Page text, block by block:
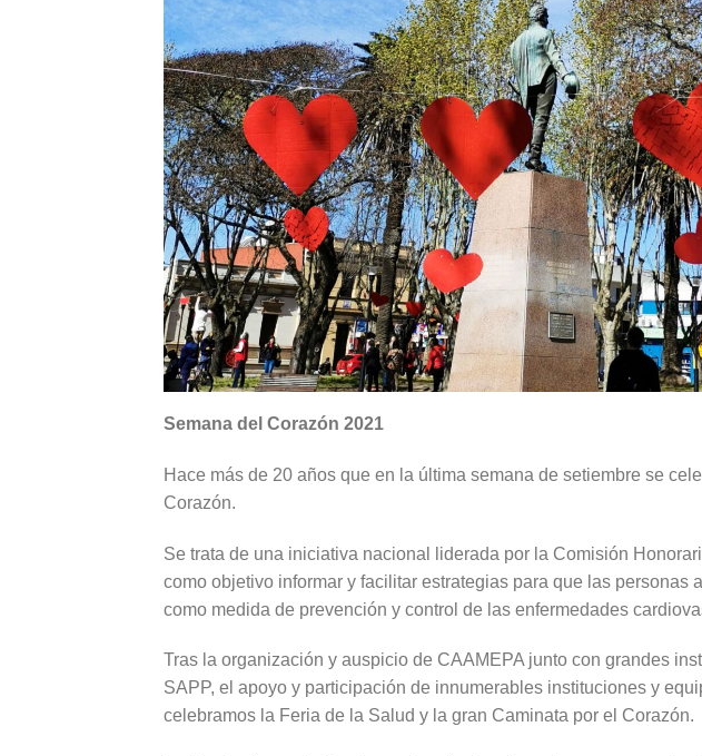
Semana del Corazón 2021
Hace más de 20 años que en la última semana de setiembre se
Corazón.
Se trata de una iniciativa nacional liderada por la Comisión
como objetivo informar y facilitar estrategias para que las personas
como medida de prevención y control de las enfermedades
Tras la organización y auspicio de CAAMEPA junto con grandes
SAPP, el apoyo y participación de innumerables instituciones y
celebramos la Feria de la Salud y la gran Caminata por el Corazón.